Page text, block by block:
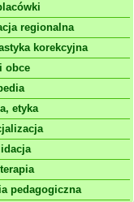
regionalna
korekcyjna
obce
etyka
pedagogiczna